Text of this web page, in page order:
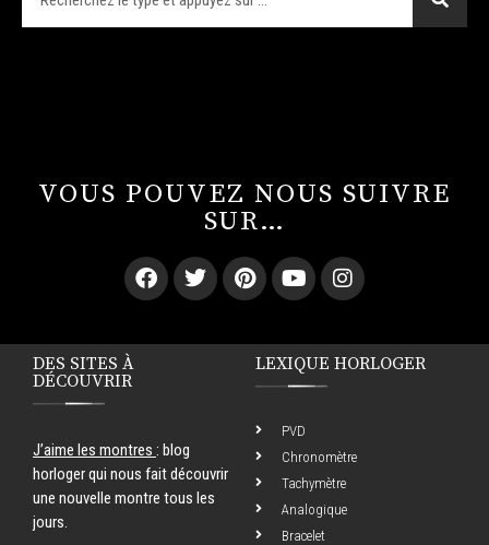
VOUS POUVEZ NOUS SUIVRE
SUR…
DES SITES À
DÉCOUVRIR
J’aime les montres : blog
horloger qui nous fait découvrir
une nouvelle montre tous les
jours.
LEXIQUE HORLOGER
PVD
Chronomètre
Tachymètre
Analogique
Bracelet